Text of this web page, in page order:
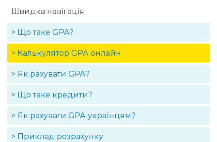
Швидка навігація:
> Що таке GPA?
> Калькулятор GPA онлайн
> Як рахувати GPA?
> Що таке кредити?
> Як рахувати GPA українцям?
> Приклад розрахунку